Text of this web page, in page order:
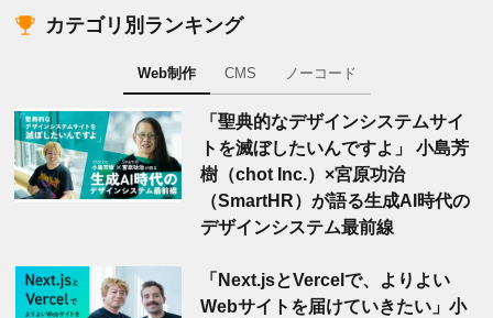
カテゴリ別ランキング
Web制作 CMS ノーコード
「聖典的なデザインシステムサイ
トを滅ぼしたいんですよ」 小島芳
樹（chot Inc.）×宮原功治
（SmartHR）が語る生成AI時代の
デザインシステム最前線
「Next.jsとVercelで、よりよい
Webサイトを届けていきたい」小